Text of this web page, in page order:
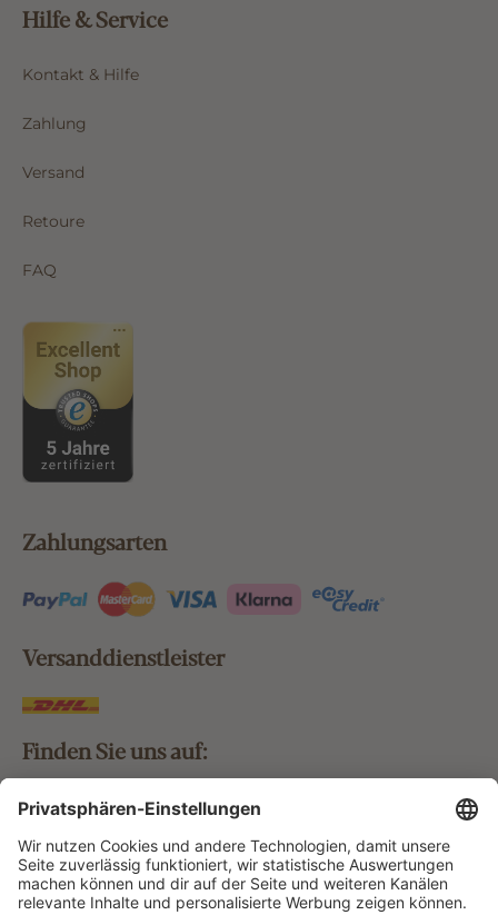
Hilfe & Service
Kontakt & Hilfe
Zahlung
Versand
Retoure
FAQ
Zahlungsarten
Versanddienstleister
Finden Sie uns auf:
Bestellung widerrufen